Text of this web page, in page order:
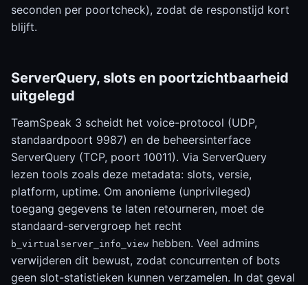
seconden per poortcheck), zodat de responstijd kort
blijft.
ServerQuery, slots en poortzichtbaarheid
uitgelegd
TeamSpeak 3 scheidt het voice-protocol (UDP,
standaardpoort 9987) en de beheersinterface
ServerQuery (TCP, poort 10011). Via ServerQuery
lezen tools zoals deze metadata: slots, versie,
platform, uptime. Om anonieme (unprivileged)
toegang gegevens te laten retourneren, moet de
standaard-servergroep het recht
b_virtualserver_info_view hebben. Veel admins
verwijderen dit bewust, zodat concurrenten of bots
geen slot-statistieken kunnen verzamelen. In dat geval